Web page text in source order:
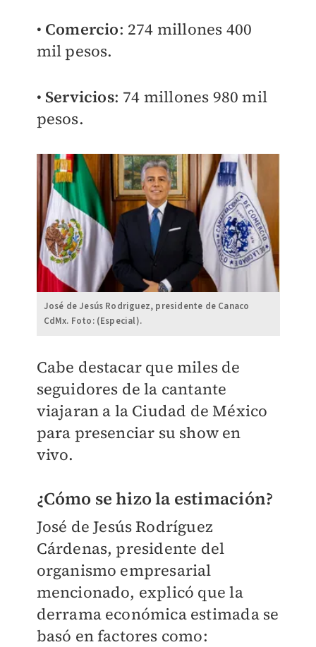
• Comercio: 274 millones 400
mil pesos.
• Servicios: 74 millones 980 mil
pesos.
José de Jesús Rodriguez, presidente de Canaco
CdMx. Foto: (Especial).
Cabe destacar que miles de
seguidores de la cantante
viajaran a la Ciudad de México
para presenciar su show en
vivo.
¿Cómo se hizo la estimación?
José de Jesús Rodríguez
Cárdenas, presidente del
organismo empresarial
mencionado, explicó que la
derrama económica estimada se
basó en factores como: